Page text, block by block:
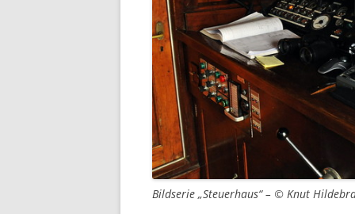
Bildserie „Steuerhaus“ – © Knut